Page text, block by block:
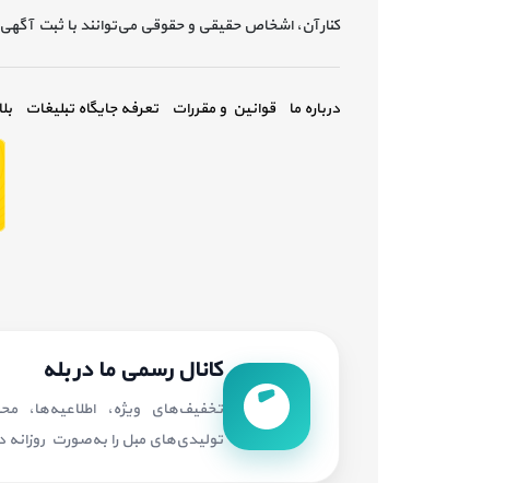
کنار آن، اشخاص حقیقی و حقوقی می‌توانند با ثبت
درباره ما قوانین و مقررات تعرفه جایگاه تبلیغات
کانال رسمی ما در بله
تخفیف‌های ویژه، اطلاعیه‌ها،
تولیدی‌های مبل را به‌صورت روزانه